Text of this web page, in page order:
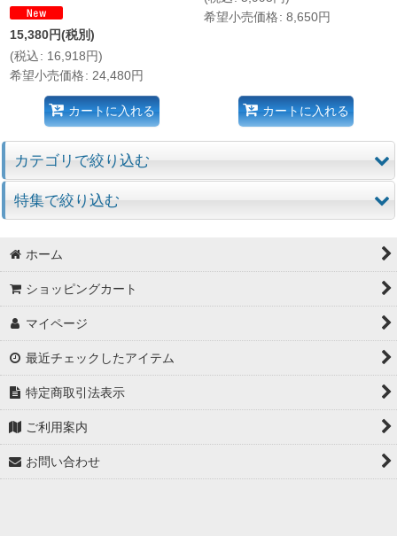
15,380円(税別)
(税込: 16,918円)
希望小売価格: 24,480円
カートに入れる
希望小売価格: 8,650円
カートに入れる
カテゴリで絞り込む
BELDEN製Cat6A製品
BELDEN製KNX(ビルディングオートメーション)ケーブル
ネットワークカメラ
パンドウイット製品
光パッチコード(1G)
光パッチコード(10G)
光パッチコード(SM)
特集で絞り込む
PVCタイプCat6Aケーブル
エコタイプCat6Aケーブル
ノンハロゲン細径タイプCat.6Aパッチコード
Cat6Aジャック
Cat6Aプラグ
ホーム
ショッピングカート
マイページ
最近チェックしたアイテム
特定商取引法表示
ご利用案内
お問い合わせ